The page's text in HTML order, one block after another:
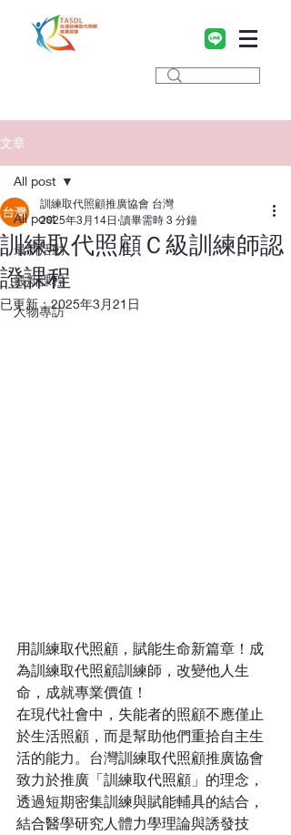
文章
All post
最新活動
最新課程
人物專訪
All post
訓練取代照顧Ｃ級訓練師認
證課程
訓練取代照顧推廣協會 台灣
2025年3月14日 讀畢需時 3 分鐘
已更新：2025年3月21日
用訓練取代照顧，賦能生命新篇章！成
為訓練取代照顧訓練師，改變他人生
命，成就專業價值！
在現代社會中，失能者的照顧不應僅止
於生活照顧，而是幫助他們重拾自主生
活的能力。台灣訓練取代照顧推廣協會
致力於推廣「訓練取代照顧」的理念，
透過短期密集訓練與賦能輔具的結合，
結合醫學研究人體力學理論與誘發技